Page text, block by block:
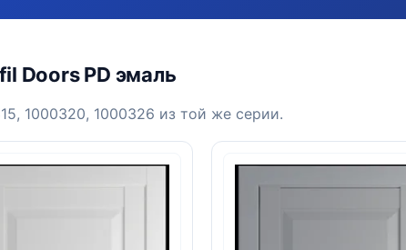
Doors PD эмаль
1000320, 1000326 из той же серии.